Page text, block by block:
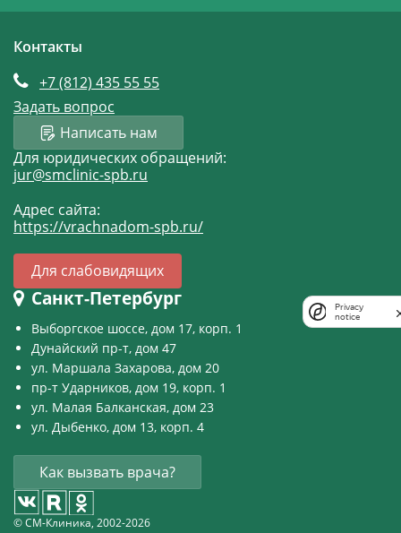
Контакты
+7 (812) 435 55 55
Задать вопрос
Написать нам
Для юридических обращений:
jur@smclinic-spb.ru
Адрес сайта:
https://vrachnadom-spb.ru/
Для слабовидящих
Санкт-Петербург
Выборгское шоссе, дом 17, корп. 1
Дунайский пр-т, дом 47
ул. Маршала Захарова, дом 20
пр-т Ударников, дом 19, корп. 1
ул. Малая Балканская, дом 23
ул. Дыбенко, дом 13, корп. 4
Как вызвать врача?
© СМ-Клиника, 2002-2026
Privacy
notice